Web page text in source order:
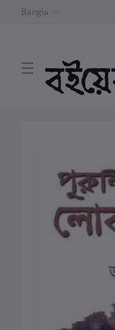
Bangla